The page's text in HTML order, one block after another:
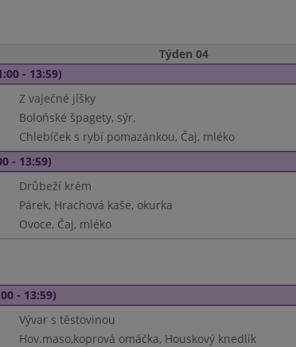
Týden 04
- 13:59)
Z vaječné jíšky
Boloňské špagety, sýr,
Chlebíček s rybí pomazánkou, Čaj, mléko
- 13:59)
Drůbeží krém
Párek, Hrachová kaše, okurka
Ovoce, Čaj, mléko
- 13:59)
Vývar s těstovinou
Hov.maso,koprová omáčka, Houskový knedlík